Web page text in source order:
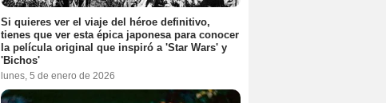
Si quieres ver el viaje del héroe definitivo,
tienes que ver esta épica japonesa para conocer
la película original que inspiró a 'Star Wars' y
'Bichos'
lunes, 5 de enero de 2026